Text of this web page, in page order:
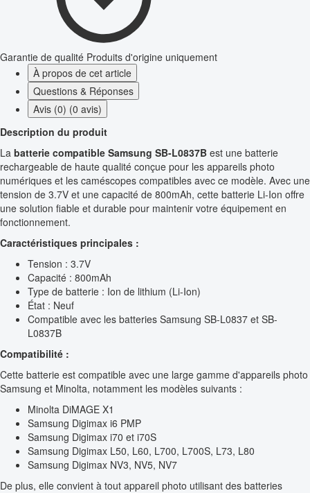
Garantie de qualité Produits d'origine uniquement
À propos de cet article
Questions & Réponses
Avis (0) (0 avis)
Description du produit
La batterie compatible Samsung SB-L0837B est une batterie
rechargeable de haute qualité conçue pour les appareils photo
numériques et les caméscopes compatibles avec ce modèle. Avec une
tension de 3.7V et une capacité de 800mAh, cette batterie Li-Ion offre
une solution fiable et durable pour maintenir votre équipement en
fonctionnement.
Caractéristiques principales :
Tension : 3.7V
Capacité : 800mAh
Type de batterie : Ion de lithium (Li-Ion)
État : Neuf
Compatible avec les batteries Samsung SB-L0837 et SB-
L0837B
Compatibilité :
Cette batterie est compatible avec une large gamme d'appareils photo
Samsung et Minolta, notamment les modèles suivants :
Minolta DiMAGE X1
Samsung Digimax i6 PMP
Samsung Digimax i70 et i70S
Samsung Digimax L50, L60, L700, L700S, L73, L80
Samsung Digimax NV3, NV5, NV7
De plus, elle convient à tout appareil photo utilisant des batteries